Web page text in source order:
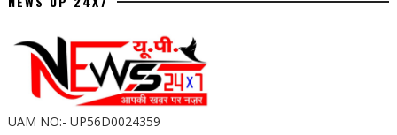
UAM NO:- UP56D0024359